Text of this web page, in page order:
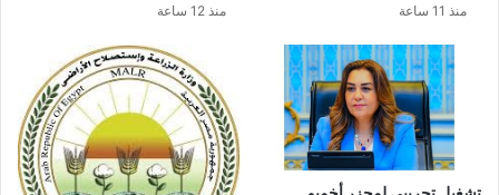
منذ 11 ساعة منذ 12 ساعة